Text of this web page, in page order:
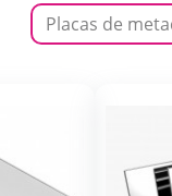
Placas de